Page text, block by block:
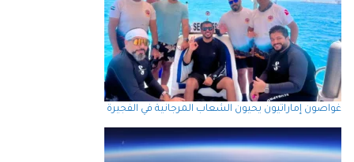
غواصون إماراتيون يحيون الشعاب المرجانية في الفجيرة